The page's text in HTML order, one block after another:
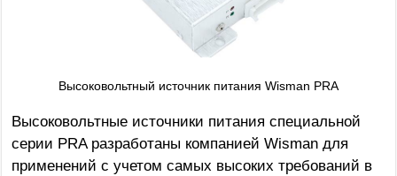
Высоковольтный источник питания Wisman PRA
Высоковольтные источники питания специальной
серии PRA разработаны компанией Wisman для
применений с учетом самых высоких требований в